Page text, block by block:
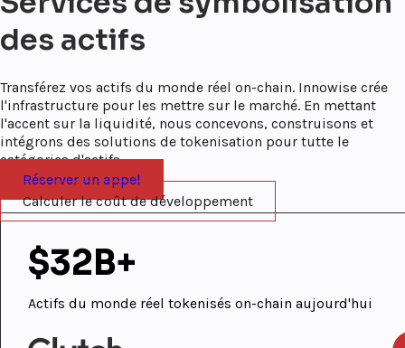
des actifs
Transférez vos actifs du monde réel on-chain. Innowise crée
l'infrastructure pour les mettre sur le marché. En mettant
l'accent sur la liquidité, nous concevons, construisons et
intégrons des solutions de tokenisation pour tutte le
catégories d'actifs.
Réserver un appel
Calculer le coût de développement
$32B+
Actifs du monde réel tokenisés on-chain aujourd'hui